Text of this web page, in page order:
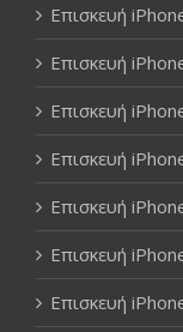
Επισκευή
Επισκευή
Επισκευή
Επισκευή
Επισκευή
Επισκευή
Επισκευή